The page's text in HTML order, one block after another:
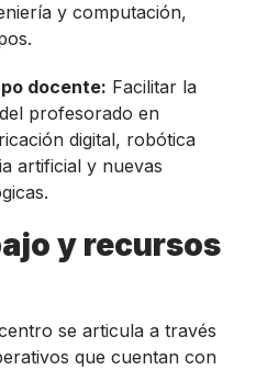
y computación,
docente: Facilitar la
profesorado en
digital, robótica
artificial y nuevas
y recursos
se articula a través
que cuentan con